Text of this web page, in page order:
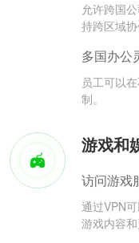
允许跨国
持跨区域协
多国办公
员工可以
制。
游戏和
访问游戏
通过VPN
游戏内容和